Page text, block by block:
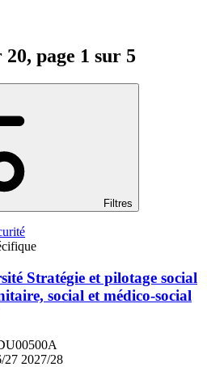
page 1 sur 5
Filtres
Stratégie et pilotage social
social et médico-social
27 2027/28